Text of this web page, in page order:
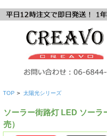
TOP > 太陽光シリーズ
ソーラー街路灯 LED ソーラ
売）